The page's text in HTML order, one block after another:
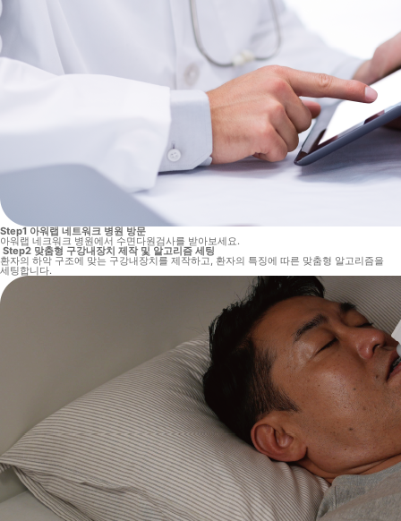
Step1 아워랩 네트워크 병원 방문
아워랩 네크워크 병원에서 수면다원검사를 받아보세요.
Step2 맞춤형 구강내장치 제작 및 알고리즘 세팅
환자의 하악 구조에 맞는 구강내장치를 제작하고, 환자의 특징에 따른 맞춤형 알고리즘을
세팅합니다.